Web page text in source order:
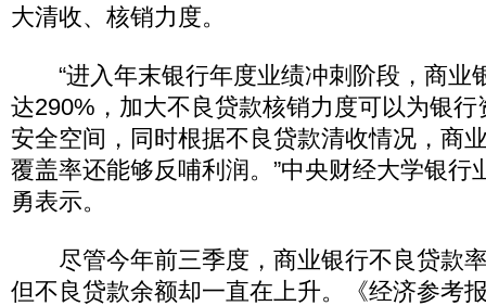
大清收、核销力度。
“进入年末银行年度业绩冲刺阶段，商业
达290%，加大不良贷款核销力度可以为银
安全空间，同时根据不良贷款清收情况，商
覆盖率还能够反哺利润。”中央财经大学银行
勇表示。
尽管今年前三季度，商业银行不良贷款
但不良贷款余额却一直在上升。《经济参考